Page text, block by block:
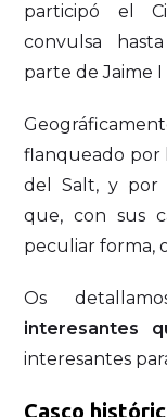
participó el
convulsa
parte de Jaime I
flanqueado por
del Salt, y por
que, con sus
peculiar forma,
Os
interesantes
interesantes
Casco